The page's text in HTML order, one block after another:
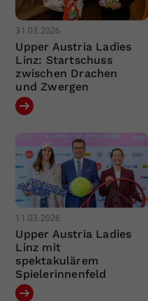
31.03.2026
Upper Austria Ladies
Linz: Startschuss
zwischen Drachen
und Zwergen
11.03.2026
Upper Austria Ladies
Linz mit
spektakulärem
Spielerinnenfeld